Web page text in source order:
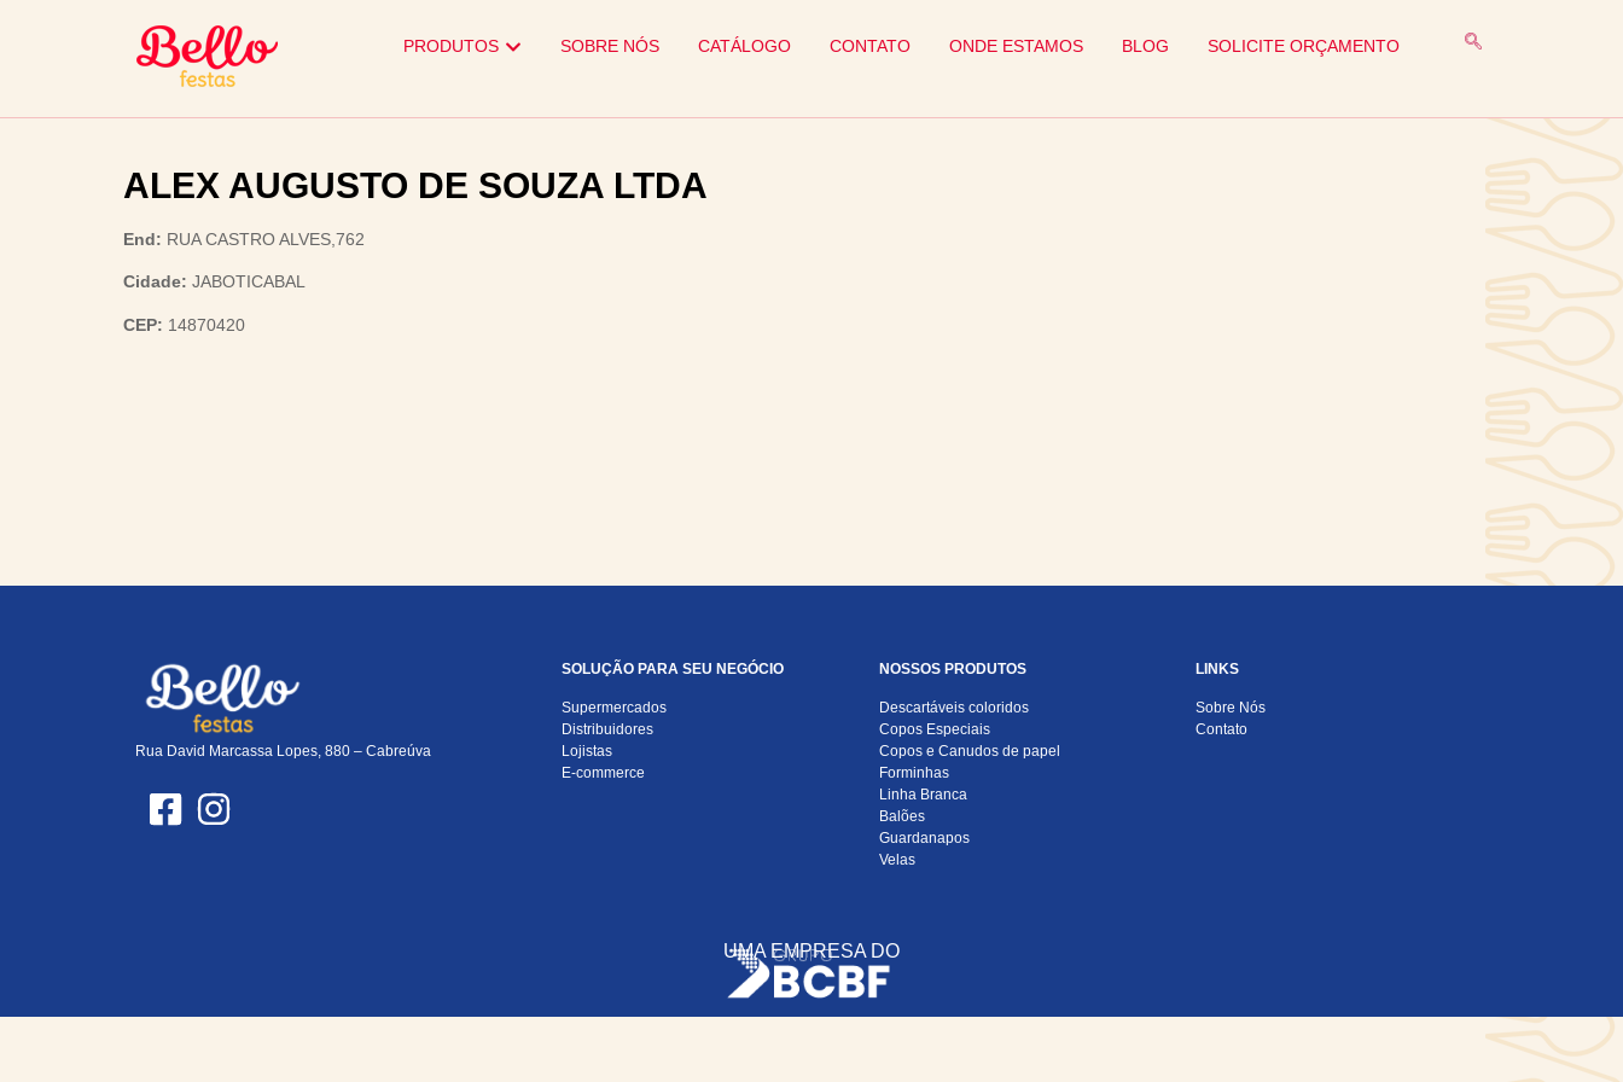
PRODUTOS SOBRE NÓS CATÁLOGO CONTATO ONDE ESTAMOS BLOG SOLICITE ORÇAMENTO
ALEX AUGUSTO DE SOUZA LTDA
End: RUA CASTRO ALVES,762
Cidade: JABOTICABAL
CEP: 14870420
Rua David Marcassa Lopes, 880 – Cabreúva
SOLUÇÃO PARA SEU NEGÓCIO
Supermercados
Distribuidores
Lojistas
E-commerce
NOSSOS PRODUTOS
Descartáveis coloridos
Copos Especiais
Copos e Canudos de papel
Forminhas
Linha Branca
Balões
Guardanapos
Velas
LINKS
Sobre Nós
Contato
UMA EMPRESA DO